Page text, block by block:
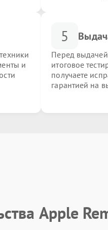
и
5
Перед
итоговое
получаете
гарантией на
Apple